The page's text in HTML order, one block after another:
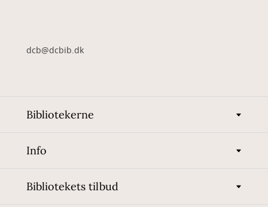
dcb@dcbib.dk
Bibliotekerne
Info
Bibliotekets tilbud